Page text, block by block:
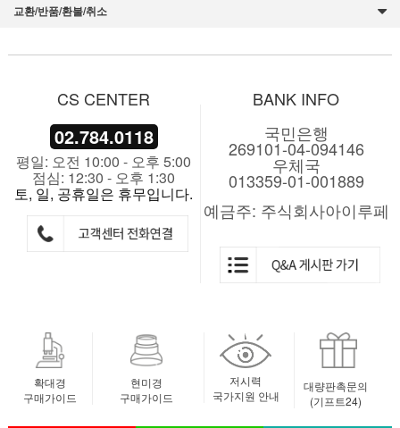
교환/반품/환불/취소
CS CENTER
02.784.0118
평일: 오전 10:00 - 오후 5:00
점심: 12:30 - 오후 1:30
토, 일, 공휴일은 휴무입니다.
BANK INFO
국민은행
269101-04-094146
우체국
013359-01-001889
예금주: 주식회사아이루페
확대경
구매가이드
현미경
구매가이드
저시력
국가지원 안내
대량판촉문의
(기프트24)